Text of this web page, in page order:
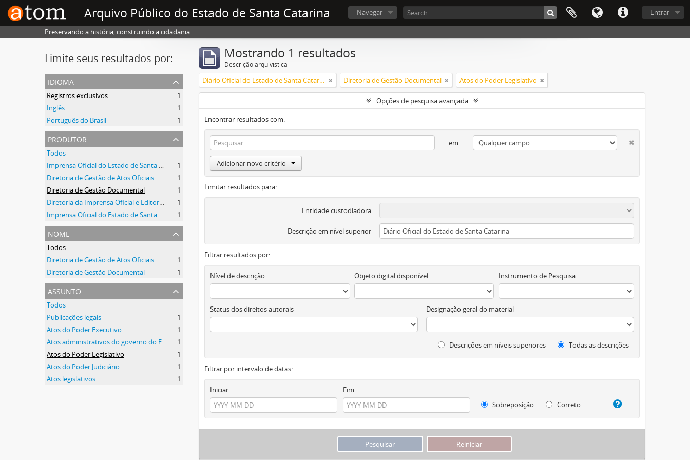
Arquivo Público do Estado de Santa Catarina Entrar
Navegar
Preservando a história, construindo a cidadania
Limite seus resultados por:
idioma
Registros exclusivos
1
Inglês
1
Português do Brasil
1
produtor
Todos
Imprensa Oficial do Estado de Santa Catarina
1
Diretoria de Gestão de Atos Oficiais
1
Diretoria de Gestão Documental
1
Diretoria da Imprensa Oficial e Editora de Santa Catarina
1
Imprensa Oficial do Estado de Santa Catarina S/A
1
nome
Todos
Diretoria de Gestão de Atos Oficiais
1
Diretoria de Gestão Documental
1
assunto
Todos
Publicações legais
1
Atos do Poder Executivo
1
Atos administrativos do governo do Estado
1
Atos do Poder Legislativo
1
Atos do Poder Judiciário
1
Atos legislativos
1
Mostrando 1 resultados
Descrição arquivística
Diário Oficial do Estado de Santa Catarina Diretoria de Gestão Documental Atos do Poder Legislativo
Opções de pesquisa avançada
Encontrar resultados com:
em
Adicionar novo critério
Limitar resultados para:
Entidade custodiadora
Descrição em nível superior
Filtrar resultados por:
Nível de descrição Objeto digital disponível Instrumento de Pesquisa
Status dos direitos autorais Designação geral do material
Descrições em níveis superiores Todas as descrições
Filtrar por intervalo de datas:
Iniciar
Fim
Sobreposição
Correto